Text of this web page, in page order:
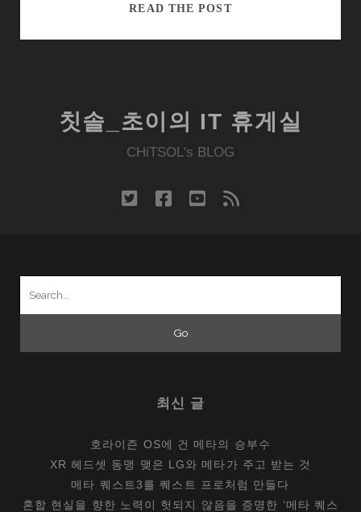
READ THE POST호
수
박
닌
칫솔_초이의 IT 휴게실
CHiTSOL's BLOG
twitterfacebook
youtube
rss
최신 글
호라이즌 OS에 건 메타의 승부수
XR 헤드셋 동맹 맺은 LG와 메타가 주고 받는 것
메타 퀘스트3를 퀘스트 프로처럼 만들다
혼합 현실을 향한 노력이 헛되지 않음을 증명한 ‘메타 퀘스